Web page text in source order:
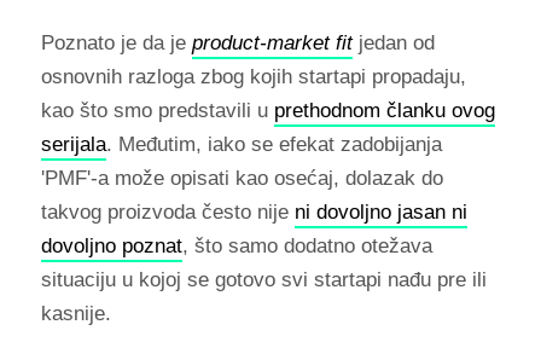
Poznato je da je product-market fitjedan od
osnovnih razloga zbog kojih startapi propadaju,
kao što smo predstavili u prethodnom članku ovog
serijala. Međutim, iako se efekat zadobijanja
'PMF'-a može opisati kao osećaj, dolazak do
takvog proizvoda često nije ni dovoljno jasan ni
dovoljno poznat, što samo dodatno otežava
situaciju u kojoj se gotovo svi startapi nađu pre ili
kasnije.